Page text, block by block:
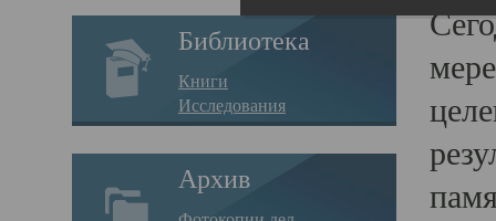
Библиотека
Книги
Исследования
Архив